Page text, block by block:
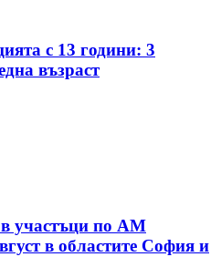
с 13 години: 3
възраст
участъци по АМ
в областите София и